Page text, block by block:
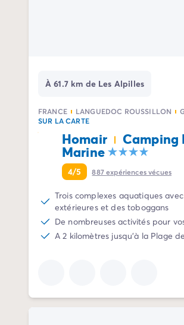
Camping La Palmyre
Camping Provence-Alpes-Côte
Camping Alpes-de-Haute-Provence
Camping Alpes-Maritimes
Camping Cannes
Camping Nice
Camping Bouches du Rhône
Camping Cassis
Camping Marseille
Camping Var
Camping Fréjus
Camping Saint-Raphaël
À 61.7 km de Les Alpilles
FRANCE LANGUEDOC ROUSSILLON
SUR LA CARTE
Homair Camping
Marine
4/5 887expériences vécues
Trois complexes aquatiques
extérieures et des toboggans
De nombreuses activités pour
A 2 kilomètres jusqu'à la Plage